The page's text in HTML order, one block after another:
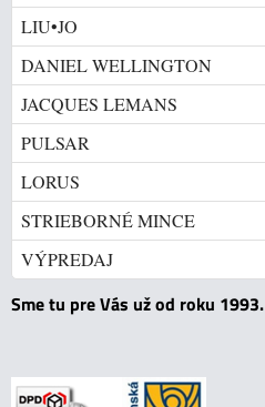
LIU•JO
DANIEL WELLINGTON
JACQUES LEMANS
PULSAR
LORUS
STRIEBORNÉ MINCE
VÝPREDAJ
Sme tu pre Vás už od roku 1993.